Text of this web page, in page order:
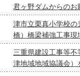
君ヶ野ダムからのお
津市立栗真小学校
橋）橋梁補強工事現
三重県建設工事等
津地域地域協議会）